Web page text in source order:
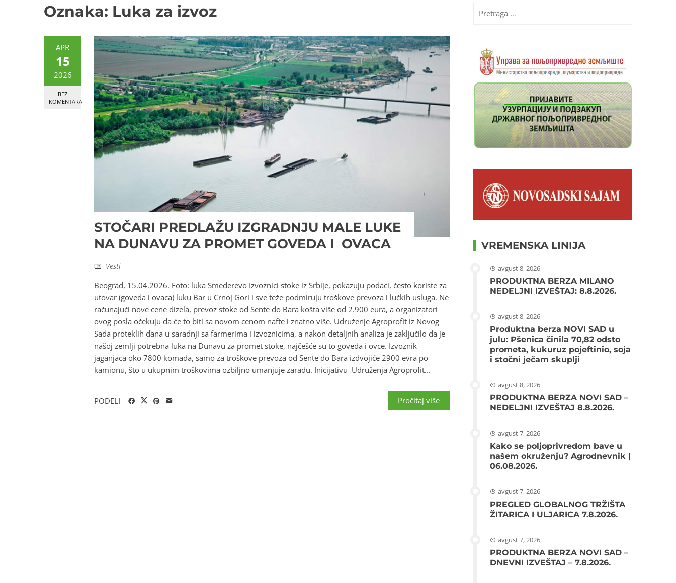
Oznaka: Luka za izvoz
APR
15
2026
BEZ
KOMENTARA
STOČARI PREDLAŽU IZGRADNJU MALE LUKE
NA DUNAVU ZA PROMET GOVEDA I OVACA
Vesti
Beograd, 15.04.2026. Foto: luka Smederevo Izvoznici stoke iz Srbije, pokazuju podaci, često koriste za
utovar (goveda i ovaca) luku Bar u Crnoj Gori i sve teže podmiruju troškove prevoza i lučkih usluga. Ne
računajući nove cene dizela, prevoz stoke od Sente do Bara košta više od 2.900 eura, a organizatori
ovog posla očekuju da će to biti sa novom cenom nafte i znatno više. Udruženje Agroprofit iz Novog
Sada proteklih dana u saradnji sa farmerima i izvoznicima, a nakon detaljnih analiza je zaključilo da je
našoj zemlji potrebna luka na Dunavu za promet stoke, najčešće su to goveda i ovce. Izvoznik
jaganjaca oko 7800 komada, samo za troškove prevoza od Sente do Bara izdvojiće 2900 evra po
kamionu, što u ukupnim troškovima ozbiljno umanjuje zaradu. Inicijativu Udruženja Agroprofit...
Pročitaj više
PODELI
za:
VREMENSKA LINIJA
avgust 8, 2026
PRODUKTNA BERZA MILANO
NEDELJNI IZVEŠTAJ: 8.8.2026.
avgust 8, 2026
Produktna berza NOVI SAD u
julu: Pšenica činila 70,82 odsto
prometa, kukuruz pojeftinio, soja
i stočni ječam skuplji
avgust 8, 2026
PRODUKTNA BERZA NOVI SAD –
NEDELJNI IZVEŠTAJ 8.8.2026.
avgust 7, 2026
Kako se poljoprivredom bave u
našem okruženju? Agrodnevnik |
06.08.2026.
avgust 7, 2026
PREGLED GLOBALNOG TRŽIŠTA
ŽITARICA I ULJARICA 7.8.2026.
avgust 7, 2026
PRODUKTNA BERZA NOVI SAD –
DNEVNI IZVEŠTAJ – 7.8.2026.